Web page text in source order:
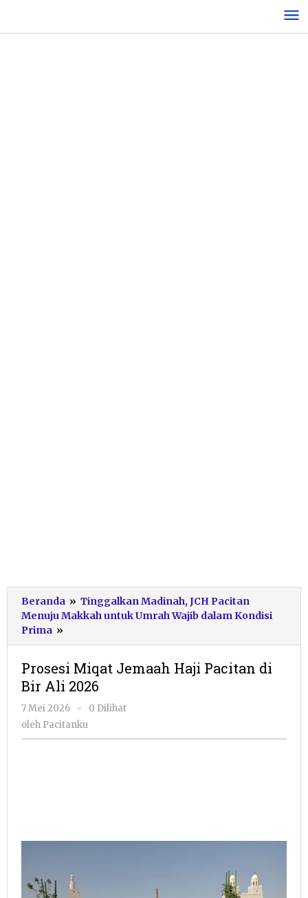
konten
Beranda » Tinggalkan Madinah, JCH Pacitan
Menuju Makkah untuk Umrah Wajib dalam Kondisi
Prima »
Miqat
Haji
Pacitan
di
Ali
Prosesi Miqat Jemaah Haji Pacitan di
Bir Ali 2026
7 Mei 2026
oleh
Pacitanku
-
0 Dilihat
oleh Pacitanku